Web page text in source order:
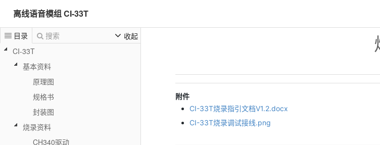
离线语音模组 CI-33T
目录 搜索
收起
CI-33T
基本资料
原理图
规格书
封装图
烧录资料
CH340驱动
附件
CI-33T烧录指引文档V1.2.docx
CI-33T烧录调试接线.png